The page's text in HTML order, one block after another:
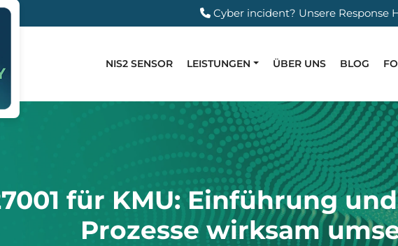
Cyber incident? Unsere Response
NIS2 SENSOR LEISTUNGEN ÜBER UNS BLOG
für KMU: Einführung
Prozesse wirksam